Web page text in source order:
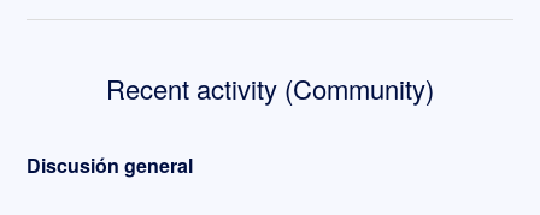
Recent activity (Community)
Discusión general